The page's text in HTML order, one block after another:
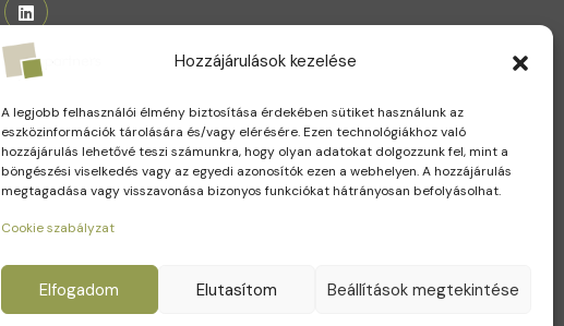
Hozzájárulások kezelése
A legjobb felhasználói élmény biztosítása érdekében sütiket használunk az
eszközinformációk tárolására és/vagy elérésére. Ezen technológiákhoz való
hozzájárulás lehetővé teszi számunkra, hogy olyan adatokat dolgozzunk fel, mint a
böngészési viselkedés vagy az egyedi azonosítók ezen a webhelyen. A hozzájárulás
megtagadása vagy visszavonása bizonyos funkciókat hátrányosan befolyásolhat.
Cookie szabályzat
Elfogadom Elutasítom Beállítások megtekintése